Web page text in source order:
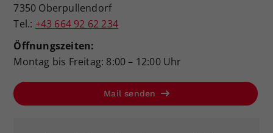
7350 Oberpullendorf
Tel.: +43 664 92 62 234
Öffnungszeiten:
Montag bis Freitag: 8:00 – 12:00 Uhr
Mail senden